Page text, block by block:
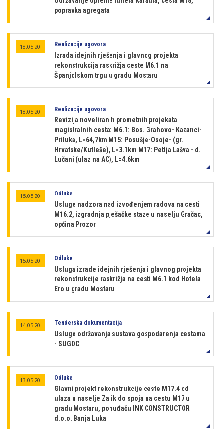
popravka agregata
18.05.20. Realizacije ugovora
Izrada idejnih rješenja i glavnog projekta
rekonstrukcija raskrižja ceste M6.1 na
Španjolskom trgu u gradu Mostaru
18.05.20. Realizacije ugovora
Revizija noveliranih prometnih projekata
magistralnih cesta: M6.1: Bos. Grahovo- Kazanci-
Priluka, L=64,7km M15: Posušje-Osoje- (gr.
Hrvatske/Kutleše), L=3.1km M17: Petlja Lašva - d.
Lučani (ulaz na AC), L=4.6km
15.05.20. Odluke
Usluge nadzora nad izvođenjem radova na cesti
M16.2, izgradnja pješačke staze u naselju Gračac,
općina Prozor
15.05.20. Odluke
Usluga izrade idejnih rješenja i glavnog projekta
rekonstrukcije raskrižja na cesti M6.1 kod Hotela
Ero u gradu Mostaru
14.05.20. Tenderska dokumentacija
Usluge održavanja sustava gospodarenja cestama
- SUGOC
13.05.20. Odluke
Glavni projekt rekonstrukcije ceste M17.4 od
ulaza u naselje Zalik do spoja na cestu M17 u
gradu Mostaru, ponuđaču INK CONSTRUCTOR
d.o.o. Banja Luka